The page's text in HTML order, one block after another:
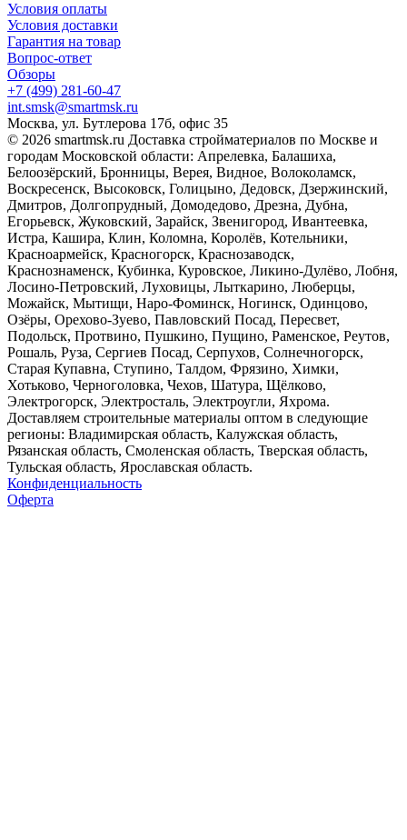
Условия оплаты
Условия доставки
Гарантия на товар
Вопрос-ответ
Обзоры
+7 (499) 281-60-47
int.smsk@smartmsk.ru
Москва, ул. Бутлерова 17б, офис 35
© 2026 smartmsk.ru Доставка стройматериалов по Москве и
городам Московской области: Апрелевка, Балашиха,
Белоозёрский, Бронницы, Верея, Видное, Волоколамск,
Воскресенск, Высоковск, Голицыно, Дедовск, Дзержинский,
Дмитров, Долгопрудный, Домодедово, Дрезна, Дубна,
Егорьевск, Жуковский, Зарайск, Звенигород, Ивантеевка,
Истра, Кашира, Клин, Коломна, Королёв, Котельники,
Красноармейск, Красногорск, Краснозаводск,
Краснознаменск, Кубинка, Куровское, Ликино-Дулёво, Лобня,
Лосино-Петровский, Луховицы, Лыткарино, Люберцы,
Можайск, Мытищи, Наро-Фоминск, Ногинск, Одинцово,
Озёры, Орехово-Зуево, Павловский Посад, Пересвет,
Подольск, Протвино, Пушкино, Пущино, Раменское, Реутов,
Рошаль, Руза, Сергиев Посад, Серпухов, Солнечногорск,
Старая Купавна, Ступино, Талдом, Фрязино, Химки,
Хотьково, Черноголовка, Чехов, Шатура, Щёлково,
Электрогорск, Электросталь, Электроугли, Яхрома.
Доставляем строительные материалы оптом в следующие
регионы: Владимирская область, Калужская область,
Рязанская область, Смоленская область, Тверская область,
Тульская область, Ярославская область.
Конфиденциальность
Оферта